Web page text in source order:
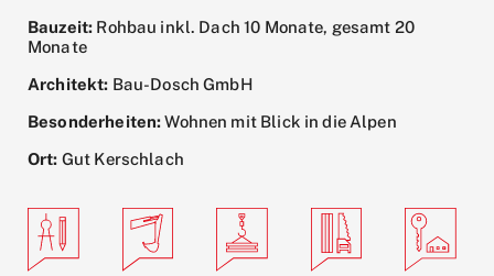
Bauzeit: Rohbau inkl. Dach 10 Monate, gesamt 20
Monate
Architekt: Bau-Dosch GmbH
Besonderheiten: Wohnen mit Blick in die Alpen
Ort: Gut Kerschlach